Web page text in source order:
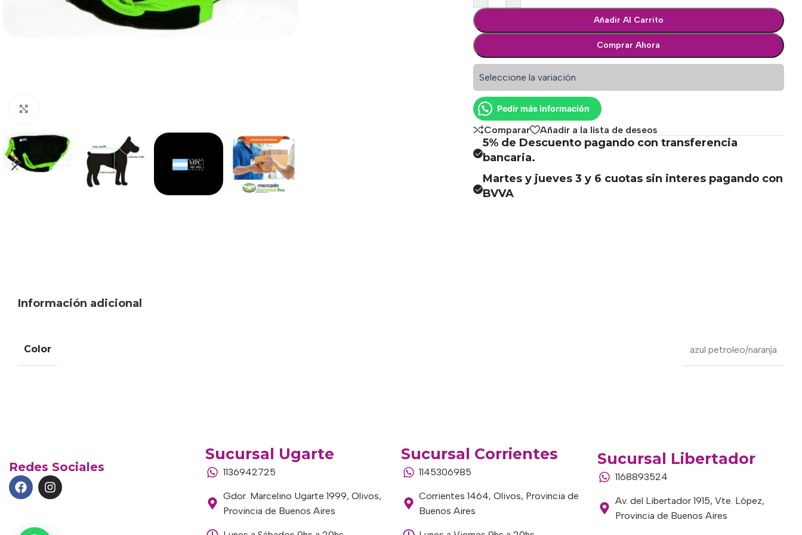
Añadir Al Carrito
Comprar Ahora
Seleccione la variación
Pedir más información
Comparar Añadir a la lista de deseos
5% de Descuento pagando con transferencia
bancaria.
Martes y jueves 3 y 6 cuotas sin interes pagando con
BVVA
Información adicional
Color azul petroleo/naranja
Redes Sociales
Sucursal Ugarte
1136942725
Gdor. Marcelino Ugarte 1999, Olivos,
Provincia de Buenos Aires
Sucursal Corrientes
1145306985
Corrientes 1464, Olivos, Provincia de
Buenos Aires
Sucursal Libertador
1168893524
Av. del Libertador 1915, Vte. López,
Provincia de Buenos Aires